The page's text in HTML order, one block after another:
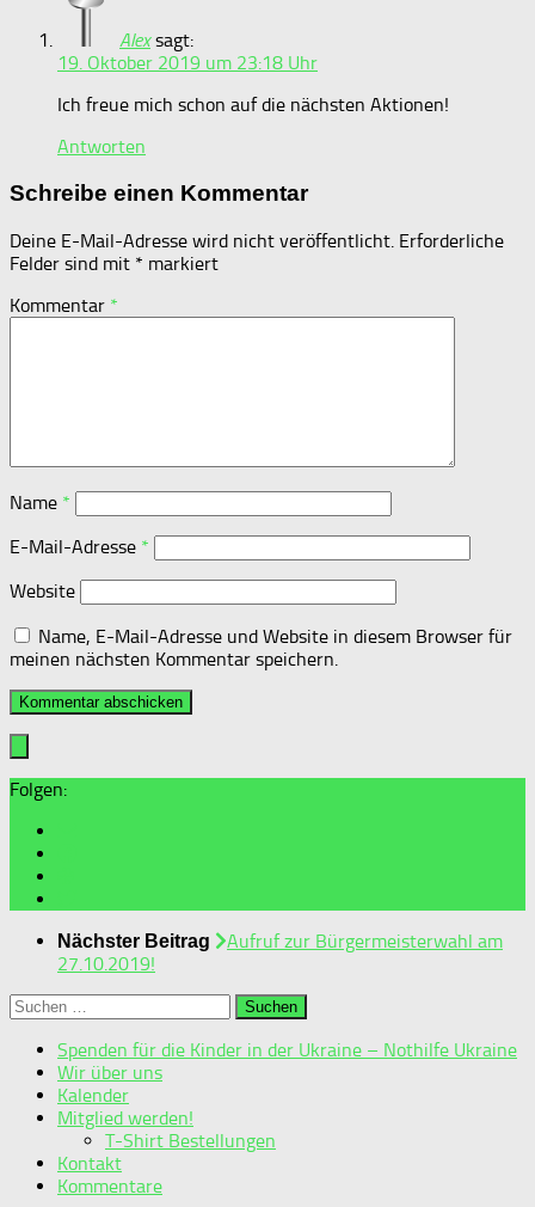
Alex sagt:
19. Oktober 2019 um 23:18 Uhr
Ich freue mich schon auf die nächsten Aktionen!
Antworten
Schreibe einen Kommentar
Deine E-Mail-Adresse wird nicht veröffentlicht. Erforderliche
Felder sind mit * markiert
Kommentar *
Name *
E-Mail-Adresse *
Website
Name, E-Mail-Adresse und Website in diesem Browser für
meinen nächsten Kommentar speichern.
Folgen:
Nächster Beitrag
Aufruf zur Bürgermeisterwahl am
27.10.2019!
Suchen
nach:
Spenden für die Kinder in der Ukraine – Nothilfe Ukraine
Wir über uns
Kalender
Mitglied werden!
T-Shirt Bestellungen
Kontakt
Kommentare